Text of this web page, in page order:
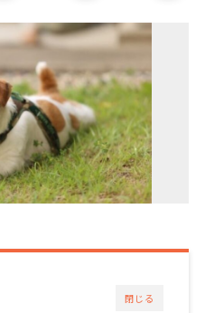
閉じる